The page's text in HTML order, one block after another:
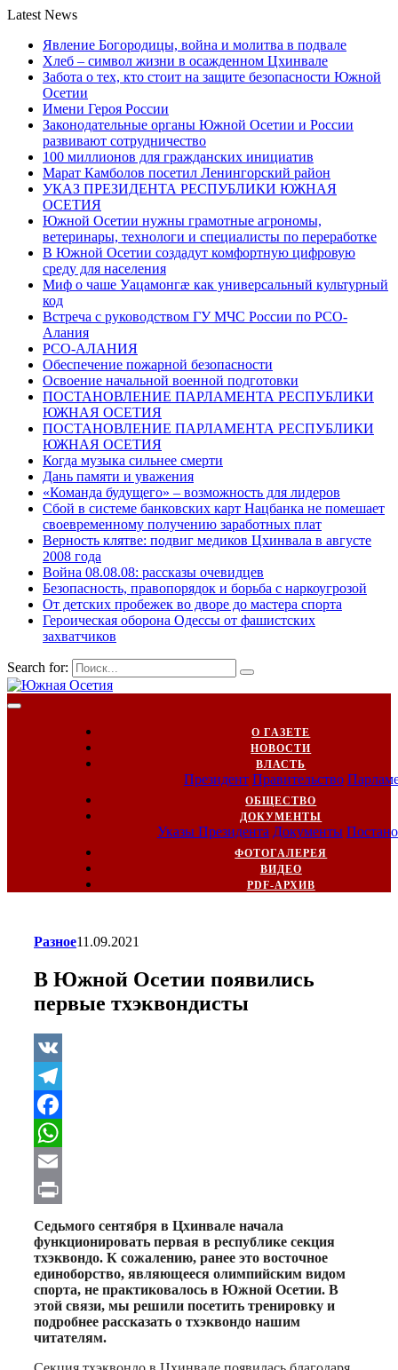
Latest News
Явление Богородицы, война и молитва в подвале
Хлеб – символ жизни в осажденном Цхинвале
Забота о тех, кто стоит на защите безопасности Южной
Осетии
Имени Героя России
Законодательные органы Южной Осетии и России
развивают сотрудничество
100 миллионов для гражданских инициатив
Марат Камболов посетил Ленингорский район
УКАЗ ПРЕЗИДЕНТА РЕСПУБЛИКИ ЮЖНАЯ
ОСЕТИЯ
Южной Осетии нужны грамотные агрономы,
ветеринары, технологи и специалисты по переработке
В Южной Осетии создадут комфортную цифровую
среду для населения
Миф о чаше Уацамонгæ как универсальный культурный
код
Встреча с руководством ГУ МЧС России по РСО-
Алания
РСО-АЛАНИЯ
Обеспечение пожарной безопасности
Освоение начальной военной подготовки
ПОСТАНОВЛЕНИЕ ПАРЛАМЕНТА РЕСПУБЛИКИ
ЮЖНАЯ ОСЕТИЯ
ПОСТАНОВЛЕНИЕ ПАРЛАМЕНТА РЕСПУБЛИКИ
ЮЖНАЯ ОСЕТИЯ
Когда музыка сильнее смерти
Дань памяти и уважения
«Команда будущего» – возможность для лидеров
Сбой в системе банковских карт Нацбанка не помешает
своевременному получению заработных плат
Верность клятве: подвиг медиков Цхинвала в августе
2008 года
Война 08.08.08: рассказы очевидцев
Безопасность, правопорядок и борьба с наркоугрозой
От детских пробежек во дворе до мастера спорта
Героическая оборона Одессы от фашистских
захватчиков
Search for:
О ГАЗЕТЕ
НОВОСТИ
ВЛАСТЬ
Президент Правительство
ОБЩЕСТВО
ДОКУМЕНТЫ
Указы Президента Документы
ФОТОГАЛЕРЕЯ
ВИДЕО
PDF-АРХИВ
Разное11.09.2021
В Южной Осетии появились
первые тхэквондисты
VK
Telegram
Facebook
WhatsApp
Email
Print
Седьмого сентября в Цхинвале начала
функционировать первая в республике секция
тхэквондо. К сожалению, ранее это восточное
единоборство, являющееся олимпийским видом
спорта, не практиковалось в Южной Осетии. В
этой связи, мы решили посетить тренировку и
подробнее рассказать о тхэквондо нашим
читателям.